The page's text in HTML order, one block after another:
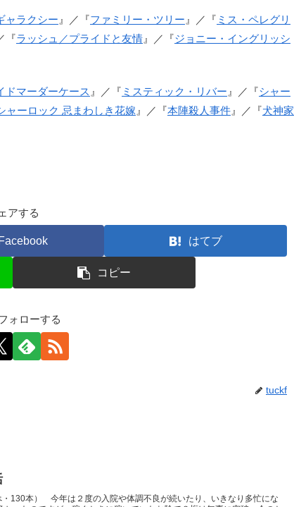
ャラクシー 』／『ファミリー・ツリー 』／『 ミス・ペレグリ
『ラッシュ／プライドと友情 』／『ジョニー・イングリッシ
ドマーダーケース 』／『 ミスティック・リバー 』／『シャー
ャーロック 忌まわしき花嫁 』／『本陣殺人事件 』／『犬神家
アする
Facebook はてブ
コピー
ォローする
tuckf
130本） 今年は２度の入院や体調不良が続いたり、いきなり多忙にな